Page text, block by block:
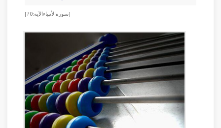
[سورة الأنبياء الآية: 70]